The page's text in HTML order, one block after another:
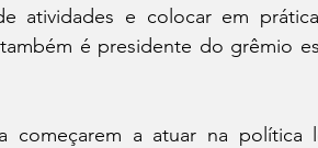
atividades e colocar em
é presidente do grêmio
começarem a atuar na política